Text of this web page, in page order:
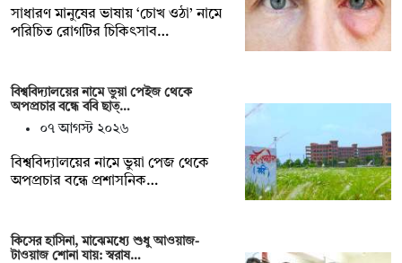
সাধারণ মানুষের ভাষায় ‘চোখ ওঠা’ নামে
পরিচিত রোগটির চিকিৎসাব…
বিশ্ববিদ্যালয়ের নামে ভুয়া পেইজ থেকে
অপপ্রচার বন্ধে ববি ছাত্…
০৭ আগস্ট ২০২৬
বিশ্ববিদ্যালয়ের নামে ভুয়া পেজ থেকে
অপপ্রচার বন্ধে প্রশাসনিক…
কিসের হাসিনা, মাঝেমধ্যে শুধু আওয়াজ-
টাওয়াজ শোনা যায়: স্বরাষ…